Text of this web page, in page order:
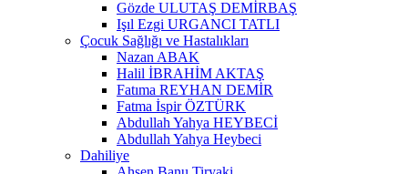
Gözde ULUTAŞ DEMİRBAŞ
Işıl Ezgi URGANCI TATLI
Çocuk Sağlığı ve Hastalıkları
Nazan ABAK
Halil İBRAHİM AKTAŞ
Fatıma REYHAN DEMİR
Fatma İspir ÖZTÜRK
Abdullah Yahya HEYBECİ
Abdullah Yahya Heybeci
Dahiliye